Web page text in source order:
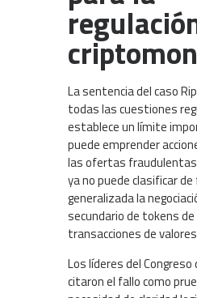
La sentencia del caso
todas las cuestiones
establece un límite
puede emprender
las ofertas
ya no puede clasificar
generalizada la
secundario de tokens
transacciones de
Los líderes del
citaron el fallo como